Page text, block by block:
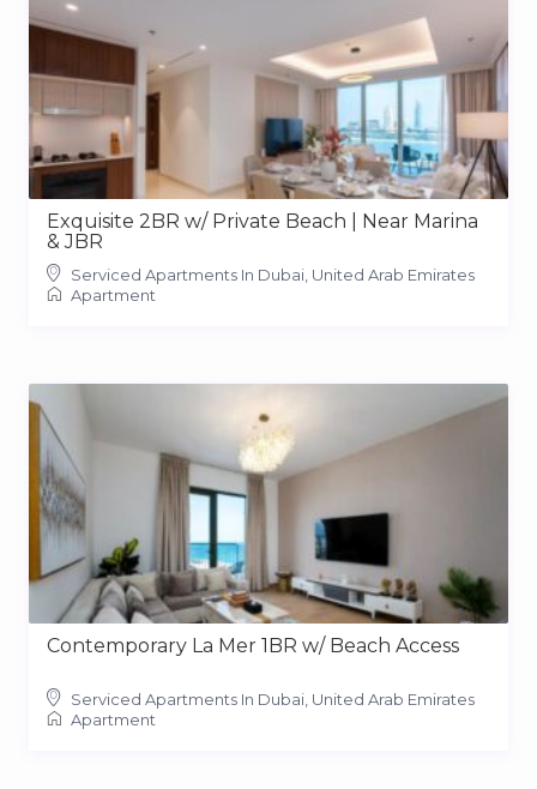
Exquisite 2BR w/ Private Beach | Near Marina
& JBR
Serviced Apartments In Dubai, United Arab Emirates
Apartment
Contemporary La Mer 1BR w/ Beach Access
Serviced Apartments In Dubai, United Arab Emirates
Apartment